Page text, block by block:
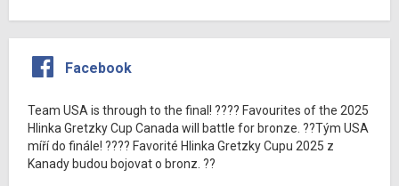
Facebook
Team USA is through to the final! ???? Favourites of the 2025
Hlinka Gretzky Cup Canada will battle for bronze. ??Tým USA
míří do finále! ???? Favorité Hlinka Gretzky Cupu 2025 z
Kanady budou bojovat o bronz. ??